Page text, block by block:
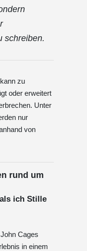
schreiben.
zu
oder erweitert
Unter
nur
von
rund um
ich Stille
Cages
in einem